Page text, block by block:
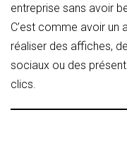
entreprise sans avoir
C’est comme avoir un
réaliser des affiches,
sociaux ou des
clics.